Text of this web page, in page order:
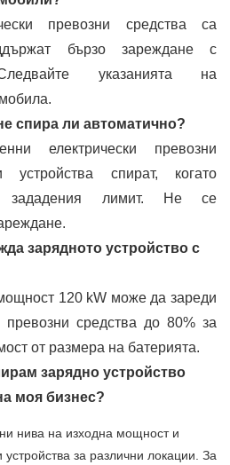
превозни средства са
бързо зареждане с
указанията на
спира ли автоматично?
електрически превозни
спират, когато
зададения лимит. Не се
зарядното устройство с
120 kW може да зареди
превозни средства до 80% за
от размера на батерията.
зарядно устройство
моя бизнес?
нива на изходна мощност и
за различни локации. За